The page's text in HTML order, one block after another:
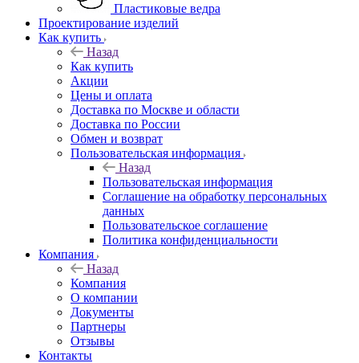
Пластиковые ведра
Проектирование изделий
Как купить
Назад
Как купить
Акции
Цены и оплата
Доставка по Москве и области
Доставка по России
Обмен и возврат
Пользовательская информация
Назад
Пользовательская информация
Соглашение на обработку персональных
данных
Пользовательское соглашение
Политика конфиденциальности
Компания
Назад
Компания
О компании
Документы
Партнеры
Отзывы
Контакты